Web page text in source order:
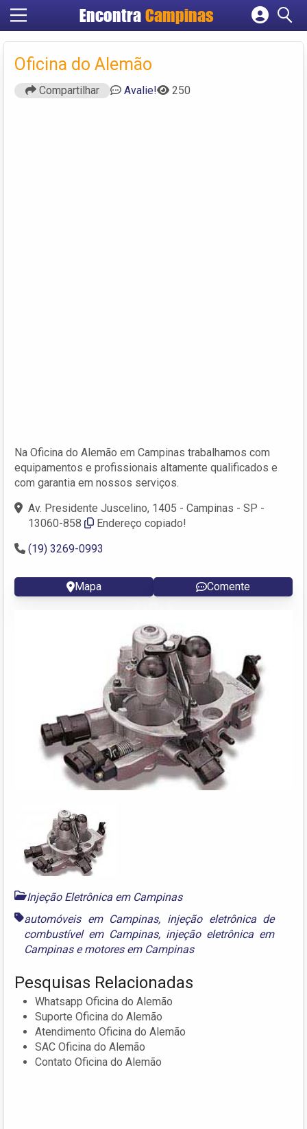
Encontra Campinas
Cadastrar empresa
Fazer login
Criar conta
Oficina do Alemão
Compartilhar Avalie! 250
Na Oficina do Alemão em Campinas trabalhamos com
equipamentos e profissionais altamente qualificados e
com garantia em nossos serviços.
Av. Presidente Juscelino, 1405 - Campinas - SP -
13060-858
Endereço copiado!
(19) 3269-0993
Mapa Comente
Injeção Eletrônica em Campinas
automóveis em Campinas, injeção eletrônica de
combustível em Campinas, injeção eletrônica em
Campinasemotores em Campinas
Pesquisas Relacionadas
Whatsapp Oficina do Alemão
Suporte Oficina do Alemão
Atendimento Oficina do Alemão
SAC Oficina do Alemão
Contato Oficina do Alemão